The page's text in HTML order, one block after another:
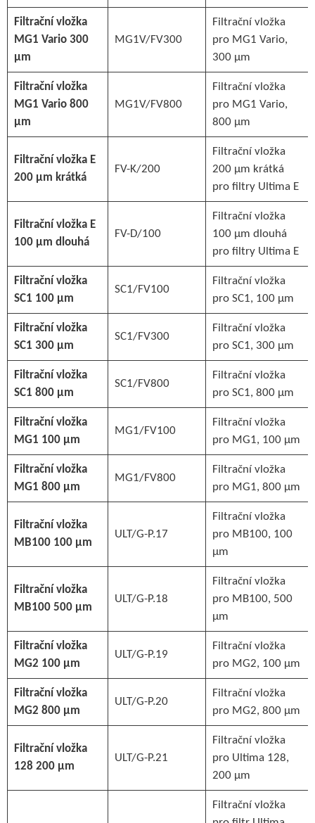
Filtrační vložka
MG1 Vario 300
µm
MG1V/FV300
Filtrační vložka
pro MG1 Vario,
300 µm
Filtrační vložka
MG1 Vario 800
µm
MG1V/FV800
Filtrační vložka
pro MG1 Vario,
800 µm
Filtrační vložka E
200 µm krátká
FV-K/200
Filtrační vložka
200 µm krátká
pro filtry Ultima E
Filtrační vložka E
100 µm dlouhá
FV-D/100
Filtrační vložka
100 µm dlouhá
pro filtry Ultima E
Filtrační vložka
SC1 100 µm
SC1/FV100
Filtrační vložka
pro SC1, 100 µm
Filtrační vložka
SC1 300 µm
SC1/FV300
Filtrační vložka
pro SC1, 300 µm
Filtrační vložka
SC1 800 µm
SC1/FV800
Filtrační vložka
pro SC1, 800 µm
Filtrační vložka
MG1 100 µm
MG1/FV100
Filtrační vložka
pro MG1, 100 µm
Filtrační vložka
MG1 800 µm
MG1/FV800
Filtrační vložka
pro MG1, 800 µm
Filtrační vložka
MB100 100 µm
ULT/G-P.17
Filtrační vložka
pro MB100, 100
µm
Filtrační vložka
MB100 500 µm
ULT/G-P.18
Filtrační vložka
pro MB100, 500
µm
Filtrační vložka
MG2 100 µm
ULT/G-P.19
Filtrační vložka
pro MG2, 100 µm
Filtrační vložka
MG2 800 µm
ULT/G-P.20
Filtrační vložka
pro MG2, 800 µm
Filtrační vložka
128 200 µm
ULT/G-P.21
Filtrační vložka
pro Ultima 128,
200 µm
Filtrační vložka